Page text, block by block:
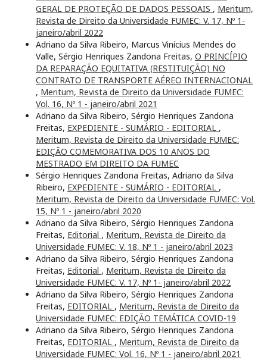
GERAL DE PROTEÇÃO DE DADOS PESSOAIS , Meritum,
Revista de Direito da Universidade FUMEC: V. 17, Nº 1-
janeiro/abril 2022
Adriano da Silva Ribeiro, Marcus Vinícius Mendes do
Valle, Sérgio Henriques Zandona Freitas, O PRINCÍPIO
DA REPARAÇÃO EQUITATIVA (RESTITUIÇÃO) NO
CONTRATO DE TRANSPORTE AÉREO INTERNACIONAL
, Meritum, Revista de Direito da Universidade FUMEC:
Vol. 16, Nº 1 - janeiro/abril 2021
Adriano da Silva Ribeiro, Sérgio Henriques Zandona
Freitas, EXPEDIENTE - SUMÁRIO - EDITORIAL ,
Meritum, Revista de Direito da Universidade FUMEC:
EDIÇÃO COMEMORATIVA DOS 10 ANOS DO
MESTRADO EM DIREITO DA FUMEC
Sérgio Henriques Zandona Freitas, Adriano da Silva
Ribeiro, EXPEDIENTE - SUMÁRIO - EDITORIAL ,
Meritum, Revista de Direito da Universidade FUMEC: Vol.
15, Nº 1 - janeiro/abril 2020
Adriano da Silva Ribeiro, Sérgio Henriques Zandona
Freitas, Editorial , Meritum, Revista de Direito da
Universidade FUMEC: V. 18, Nº 1 - janeiro/abril 2023
Adriano da Silva Ribeiro, Sérgio Henriques Zandona
Freitas, Editorial , Meritum, Revista de Direito da
Universidade FUMEC: V. 17, Nº 1- janeiro/abril 2022
Adriano da Silva Ribeiro, Sérgio Henriques Zandona
Freitas, EDITORIAL , Meritum, Revista de Direito da
Universidade FUMEC: EDIÇÃO TEMÁTICA COVID-19
Adriano da Silva Ribeiro, Sérgio Henriques Zandona
Freitas, EDITORIAL , Meritum, Revista de Direito da
Universidade FUMEC: Vol. 16, Nº 1 - janeiro/abril 2021